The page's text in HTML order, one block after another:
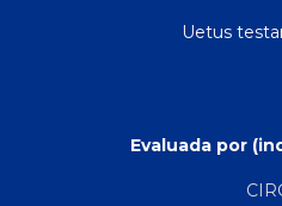
Uetus
Evaluada por